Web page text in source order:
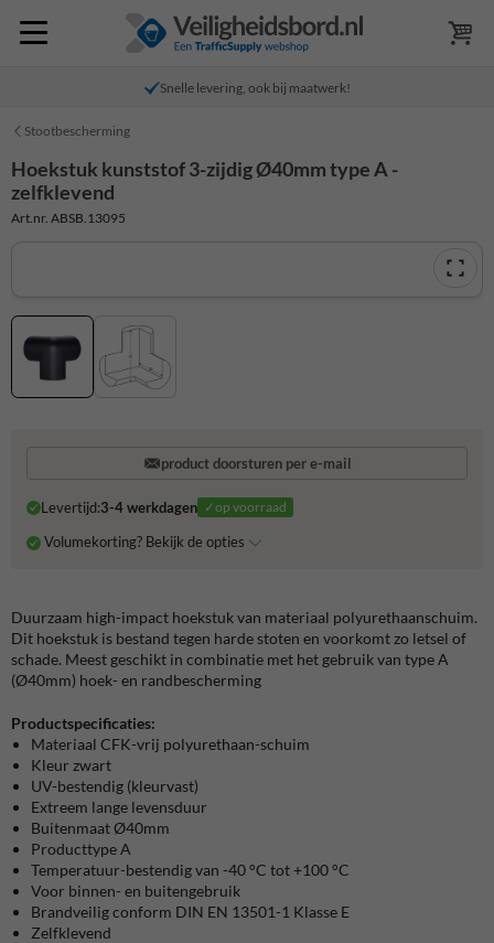
Snelle levering, ook bij maatwerk!
Stootbescherming
Hoekstuk kunststof 3-zijdig Ø40mm type A -
zelfklevend
Art.nr. ABSB.13095
product doorsturen per e-mail
Levertijd:3-4 werkdagen ✓op voorraad
Volumekorting? Bekijk de opties
Duurzaam high-impact hoekstuk van materiaal polyurethaanschuim.
Dit hoekstuk is bestand tegen harde stoten en voorkomt zo letsel of
schade. Meest geschikt in combinatie met het gebruik van type A
(Ø40mm) hoek- en randbescherming
Productspecificaties:
Materiaal CFK-vrij polyurethaan-schuim
Kleur zwart
UV-bestendig (kleurvast)
Extreem lange levensduur
Buitenmaat Ø40mm
Producttype A
Temperatuur-bestendig van -40 °C tot +100 °C
Voor binnen- en buitengebruik
Brandveilig conform DIN EN 13501-1 Klasse E
Zelfklevend